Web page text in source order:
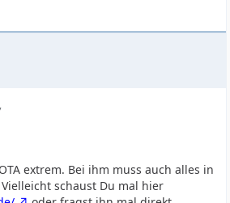
extrem. Bei ihm muss auch alles in
schaust Du mal hier